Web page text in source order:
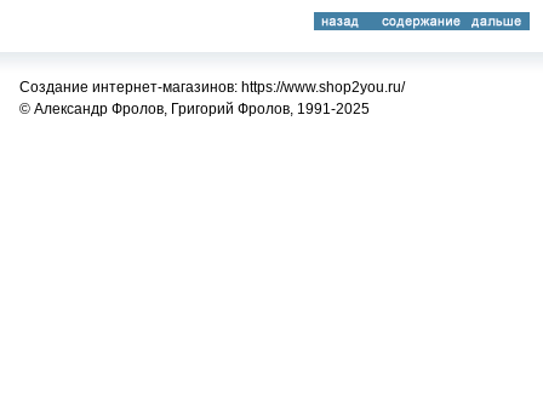
Создание интернет-магазинов: https://www.shop2you.ru/
© Александр Фролов, Григорий Фролов, 1991-2025